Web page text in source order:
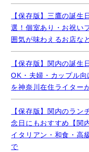
【保存版】三鷹の誕
選！個室あり・お祝い
囲気が味わえるお店な
【保存版】関内の誕
OK・夫婦・カップル
を神奈川在住ライター
【保存版】関内のラ
念日にもおすすめ【関
イタリアン・和食・高
で